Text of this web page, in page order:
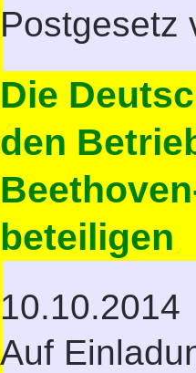
Postgesetz
Die
den
beteiligen
10.10.2014
Auf